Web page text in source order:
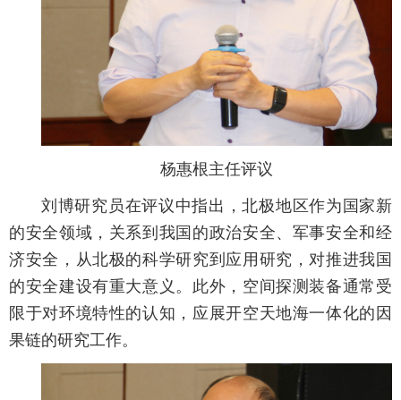
杨惠根主任评议
刘博研究员在评议中指出，北极地区作为国家新
的安全领域，关系到我国的政治安全、军事安全和经
济安全，从北极的科学研究到应用研究，对推进我国
的安全建设有重大意义。此外，空间探测装备通常受
限于对环境特性的认知，应展开空天地海一体化的因
果链的研究工作。